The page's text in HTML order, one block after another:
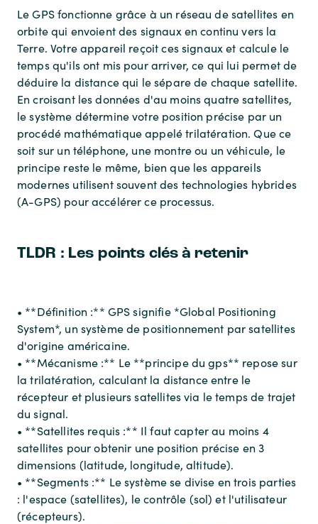
Le GPS fonctionne grâce à un réseau de satellites en
orbite qui envoient des signaux en continu vers la
Terre. Votre appareil reçoit ces signaux et calcule le
temps qu'ils ont mis pour arriver, ce qui lui permet de
déduire la distance qui le sépare de chaque satellite.
En croisant les données d'au moins quatre satellites,
le système détermine votre position précise par un
procédé mathématique appelé trilatération. Que ce
soit sur un téléphone, une montre ou un véhicule, le
principe reste le même, bien que les appareils
modernes utilisent souvent des technologies hybrides
(A-GPS) pour accélérer ce processus.
TLDR : Les points clés à retenir
• **Définition :** GPS signifie *Global Positioning
System*, un système de positionnement par satellites
d'origine américaine.
• **Mécanisme :** Le **principe du gps** repose sur
la trilatération, calculant la distance entre le
récepteur et plusieurs satellites via le temps de trajet
du signal.
• **Satellites requis :** Il faut capter au moins 4
satellites pour obtenir une position précise en 3
dimensions (latitude, longitude, altitude).
• **Segments :** Le système se divise en trois parties
: l'espace (satellites), le contrôle (sol) et l'utilisateur
(récepteurs).